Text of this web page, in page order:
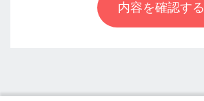
内容を確認する